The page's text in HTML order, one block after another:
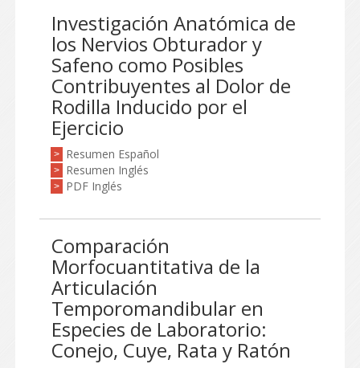
Investigación Anatómica de
los Nervios Obturador y
Safeno como Posibles
Contribuyentes al Dolor de
Rodilla Inducido por el
Ejercicio
> Resumen Español
> Resumen Inglés
> PDF Inglés
Comparación
Morfocuantitativa de la
Articulación
Temporomandibular en
Especies de Laboratorio:
Conejo, Cuye, Rata y Ratón